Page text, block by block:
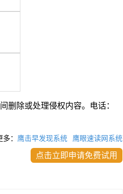
删除或处理侵权内容。电话：
多： 鹰击早发现系统 鹰眼速读网系统
点击立即申请免费试用